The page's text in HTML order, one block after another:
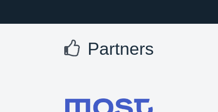
Partners